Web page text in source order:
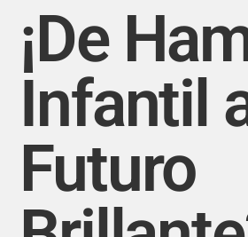
¡De
Infantil
Futuro